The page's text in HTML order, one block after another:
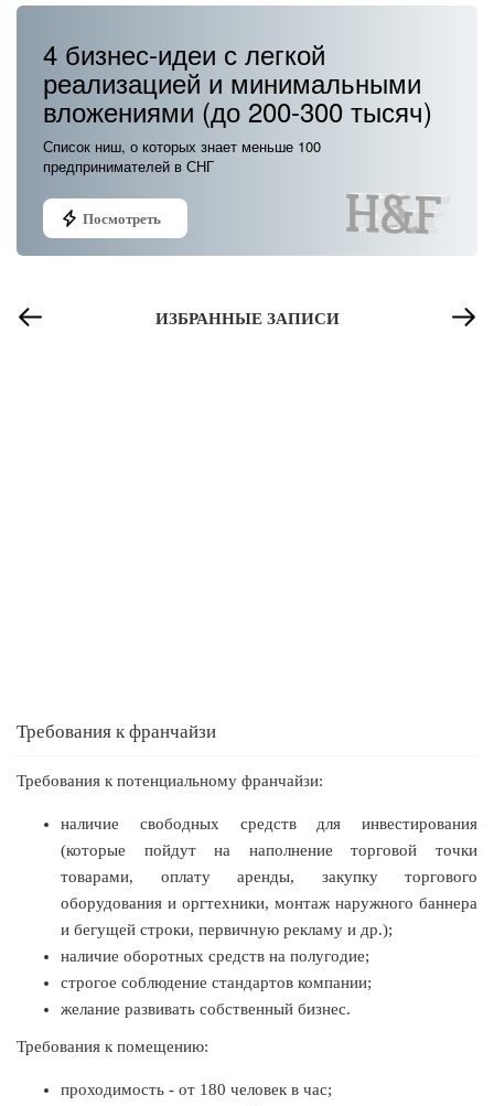
4 бизнес-идеи с легкой
реализацией и минимальными
вложениями (до 200-300 тысяч)
Список ниш, о которых знает меньше 100
предпринимателей в СНГ
Посмотреть
ИЗБРАННЫЕ ЗАПИСИ
99
открытия заведения
Требования к франчайзи
Требования к потенциальному франчайзи:
наличие свободных средств для инвестирования
(которые пойдут на наполнение торговой точки
товарами, оплату аренды, закупку торгового
оборудования и оргтехники, монтаж наружного баннера
и бегущей строки, первичную рекламу и др.);
наличие оборотных средств на полугодие;
строгое соблюдение стандартов компании;
желание развивать собственный бизнес.
Требования к помещению:
проходимость - от 180 человек в час;